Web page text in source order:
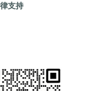
支持